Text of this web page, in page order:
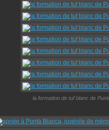
la formation de tuf blanc de